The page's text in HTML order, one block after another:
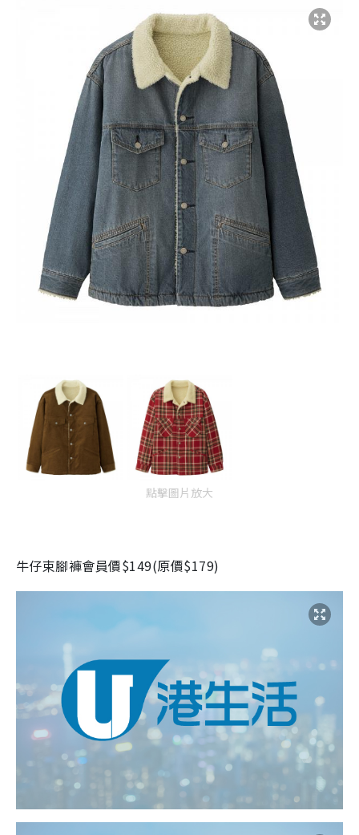
點擊圖片放大
牛仔束腳褲會員價$149(原價$179)